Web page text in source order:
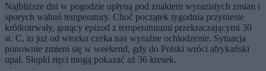
Najbliższe dni w pogodzie upłyną pod znakiem wyrazistych zmian i
sporych wahań temperatury. Choć początek tygodnia przyniesie
krótkotrwały, gorący epizod z temperaturami przekraczającymi 30
st. C, to już od wtorku czeka nas wyraźne ochłodzenie. Sytuacja
ponownie zmieni się w weekend, gdy do Polski wróci afrykański
upał. Słupki rtęci mogą pokazać aż 36 kresek.